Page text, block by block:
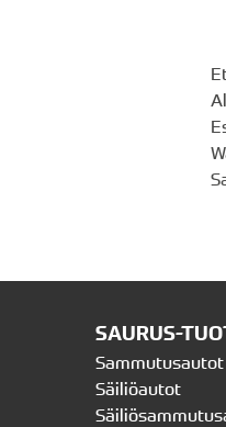
SAURUS-
Sammutusautot
Säiliöautot